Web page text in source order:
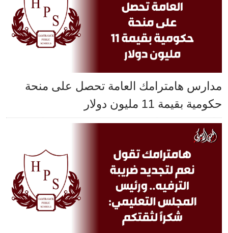
مدارس هامترامك العامة تحصل على منحة
حكومية بقيمة 11 مليون دولار